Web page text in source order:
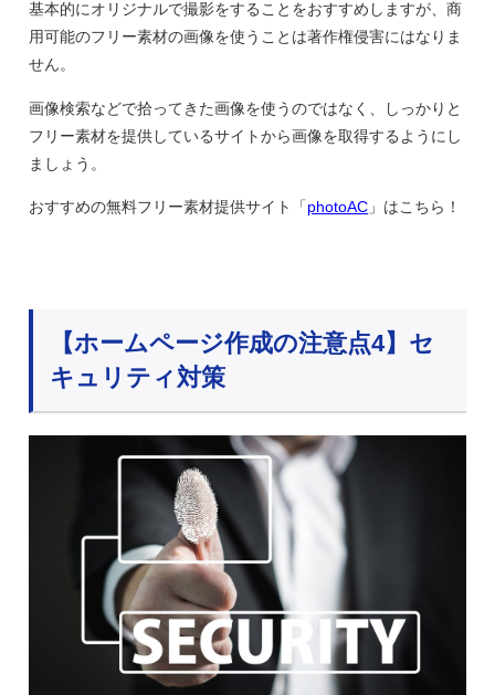
基本的にオリジナルで撮影をすることをおすすめしますが、商
用可能のフリー素材の画像を使うことは著作権侵害にはなりま
せん。
画像検索などで拾ってきた画像を使うのではなく、しっかりと
フリー素材を提供しているサイトから画像を取得するようにし
ましょう。
おすすめの無料フリー素材提供サイト「photoAC 」はこちら！
【ホームページ作成の注意点4】セ
キュリティ対策